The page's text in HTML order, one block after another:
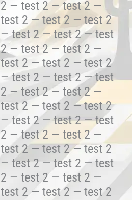
— test 2 — test 2 —
2 — test 2 — test 2
test 2 — test 2 — test
— test 2 — test 2 —
2 — test 2 — test 2
test 2 — test 2 — test
— test 2 — test 2 —
2 — test 2 — test 2
test 2 — test 2 — test
— test 2 — test 2 —
2 — test 2 — test 2
test 2 — test 2 — test
— test 2 — test 2 —
2 — test 2 — test 2